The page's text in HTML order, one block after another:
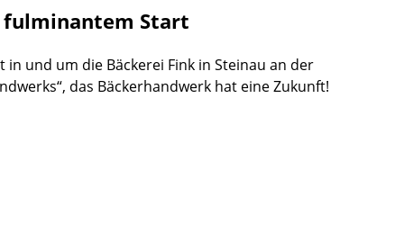
fulminantem Start
und um die Bäckerei Fink in Steinau an der
das Bäckerhandwerk hat eine Zukunft!